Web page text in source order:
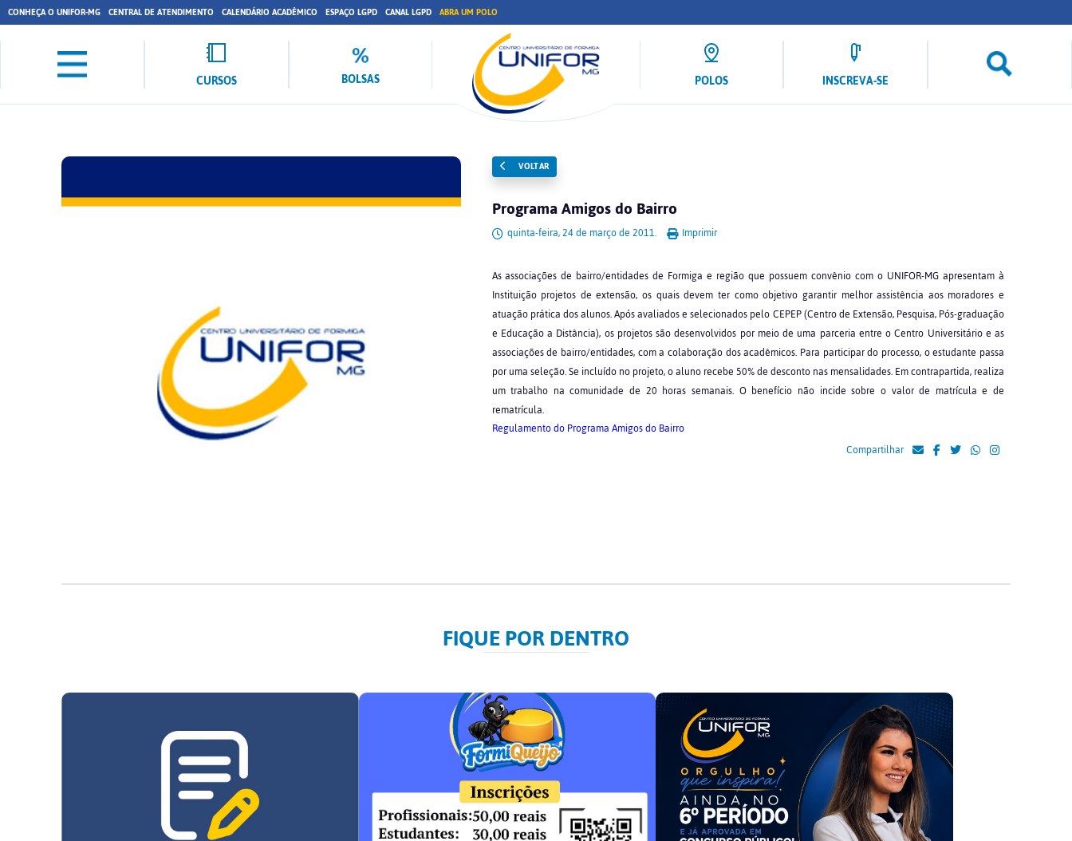
CONHEÇA O UNIFOR-MG CENTRAL DE ATENDIMENTO CALENDÁRIO ACADÊMICO ESPAÇO LGPD CANAL LGPD ABRA UM POLO
CURSOS BOLSAS POLOS INSCREVA-SE
VOLTAR
Programa Amigos do Bairro
quinta-feira, 24 de março de 2011. Imprimir
As associações de bairro/entidades de Formiga e região que possuem convênio com o UNIFOR-MG apresentam à
Instituição projetos de extensão, os quais devem ter como objetivo garantir melhor assistência aos moradores e
atuação prática dos alunos. Após avaliados e selecionados pelo CEPEP (Centro de Extensão, Pesquisa, Pós-graduação
e Educação a Distância), os projetos são desenvolvidos por meio de uma parceria entre o Centro Universitário e as
associações de bairro/entidades, com a colaboração dos acadêmicos. Para participar do processo, o estudante passa
por uma seleção. Se incluído no projeto, o aluno recebe 50% de desconto nas mensalidades. Em contrapartida, realiza
um trabalho na comunidade de 20 horas semanais. O benefício não incide sobre o valor de matrícula e de
rematrícula.
Regulamento do Programa Amigos do Bairro
Compartilhar
FIQUE POR DENTRO